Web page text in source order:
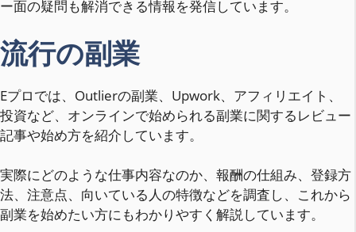
ー面の疑問も解消できる情報を発信しています。
流行の副業
Eプロでは、Outlierの副業、Upwork、アフィリエイト、
投資など、オンラインで始められる副業に関するレビュー
記事や始め方を紹介しています。
実際にどのような仕事内容なのか、報酬の仕組み、登録方
法、注意点、向いている人の特徴などを調査し、これから
副業を始めたい方にもわかりやすく解説しています。